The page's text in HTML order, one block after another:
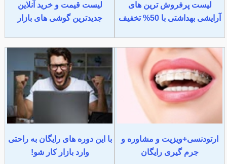
لیست پرفروش ترین های
آرایشی بهداشتی با 50% تخفیف
لیست قیمت و خرید آنلاین
جدیدترین گوشی های بازار
ارتودنسی+ویزیت و مشاوره و
جرم گیری رایگان
با این دوره های رایگان به راحتی
وارد بازار کار شو!